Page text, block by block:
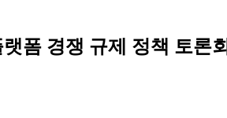
폼 경쟁 규제 정책 토론